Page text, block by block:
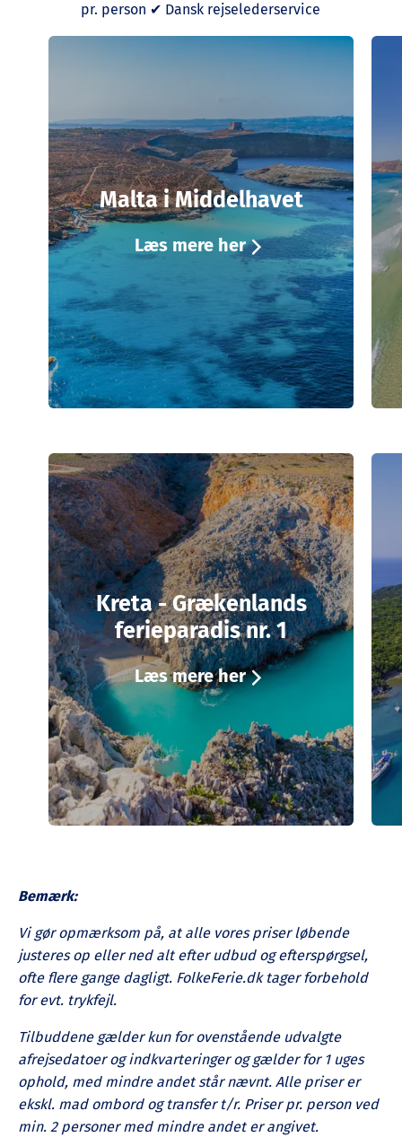
pr. person ✔ Dansk rejselederservice
Malta i Middelhavet
Læs mere her
Kreta - Grækenlands
ferieparadis nr. 1
Læs mere her
Bemærk:
Vi gør opmærksom på, at alle vores priser løbende
justeres op eller ned alt efter udbud og efterspørgsel,
ofte flere gange dagligt. FolkeFerie.dk tager forbehold
for evt. trykfejl.
Tilbuddene gælder kun for ovenstående udvalgte
afrejsedatoer og indkvarteringer og gælder for 1 uges
ophold, med mindre andet står nævnt. Alle priser er
ekskl. mad ombord og transfer t/r. Priser pr. person ved
min. 2 personer med mindre andet er angivet.